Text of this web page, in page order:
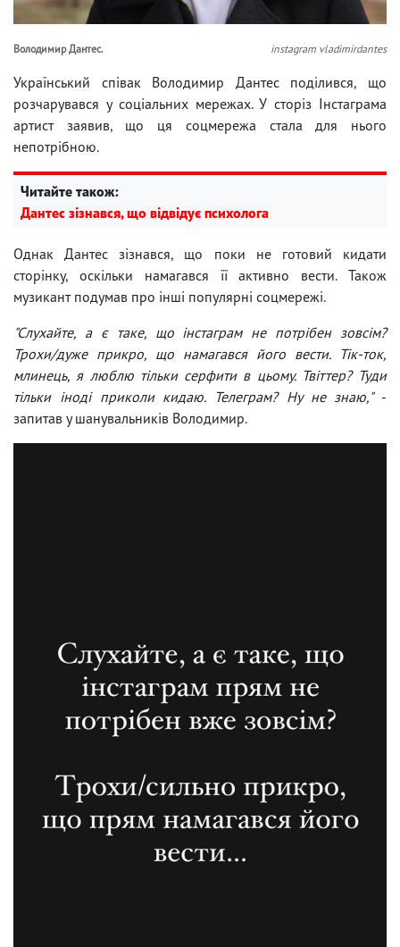
Володимир Дантес. instagram vladimirdantes
Український співак Володимир Дантес поділився, що
розчарувався у соціальних мережах. У сторіз Інстаграма
артист заявив, що ця соцмережа стала для нього
непотрібною.
Читайте також:
Дантес зізнався, що відвідує психолога
Однак Дантес зізнався, що поки не готовий кидати
сторінку, оскільки намагався її активно вести. Також
музикант подумав про інші популярні соцмережі.
"Слухайте, а є таке, що інстаграм не потрібен зовсім?
Трохи/дуже прикро, що намагався його вести. Тік-ток,
млинець, я люблю тільки серфити в цьому. Твіттер? Туди
тільки іноді приколи кидаю. Телеграм? Ну не знаю," -
запитав у шанувальників Володимир.